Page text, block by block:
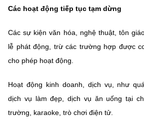
Các hoạt động tiếp tục tạm dừng
Các sự kiện văn hóa, nghệ thuật, tôn
lễ phát động, trừ các trường hợp được
cho phép hoạt động.
Hoạt động kinh doanh, dịch vụ, như
dịch vụ làm đẹp, dịch vụ ăn uống tại
trường, karaoke, trò chơi điện tử.